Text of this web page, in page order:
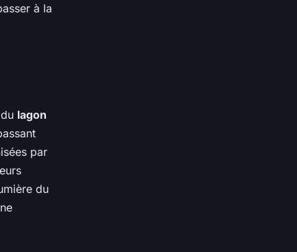
à la
lagon
par
du